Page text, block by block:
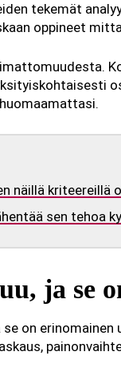
tekemät
oppineet
näillä kriteereillä
sen tehoa
ja se
on